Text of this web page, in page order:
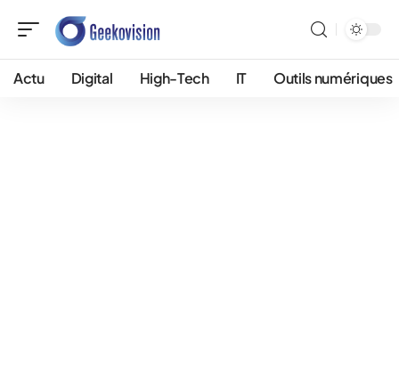
Actu Digital High-Tech IT Outils numériques